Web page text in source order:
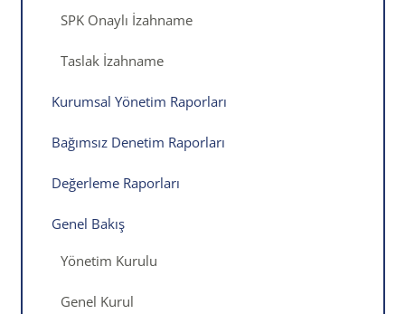
SPK Onaylı İzahname
Taslak İzahname
Kurumsal Yönetim Raporları
Bağımsız Denetim Raporları
Değerleme Raporları
Genel Bakış
Yönetim Kurulu
Genel Kurul